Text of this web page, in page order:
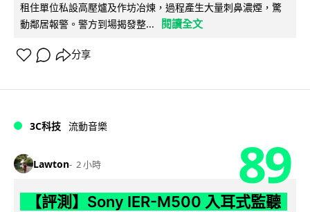
租住單位私設高壓爐及作坊冶煉，過程產生大量刺鼻濃煙，驚
動鄰居報警。警方到場揭發整...
閱讀全文
分享
3C科技 流動音樂
Lawton 2 小時 89
【評測】Sony IER-M500 入耳式監聽